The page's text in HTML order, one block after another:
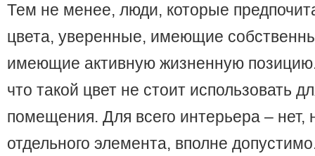
Тем не менее, люди, которые
цвета, уверенные, имеющие
имеющие активную жизненную
что такой цвет не стоит использовать
помещения. Для всего интерьера – нет,
отдельного элемента, вполне